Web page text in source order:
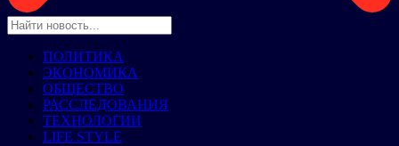
ПОЛИТИКА
ЭКОНОМИКА
ОБЩЕСТВО
РАССЛЕДОВАНИЯ
ТЕХНОЛОГИИ
LIFE STYLE